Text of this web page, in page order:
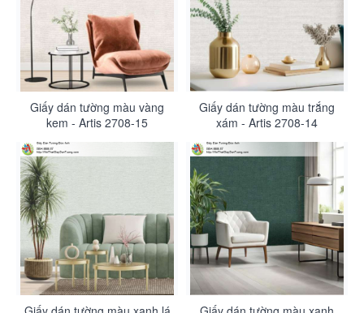
Giấy dán tường màu vàng
kem - Artis 2708-15
Giấy dán tường màu trắng
xám - Artis 2708-14